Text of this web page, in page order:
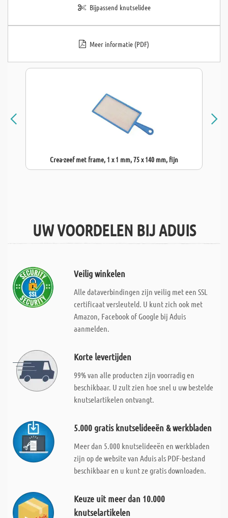
Bijpassend knutselidee
Meer informatie (PDF)
Crea-zeef met frame, 1 x 1 mm, 75 x 140 mm, fijn
UW VOORDELEN BIJ ADUIS
Veilig winkelen
Alle dataverbindingen zijn veilig met een SSL
certificaat versleuteld. U kunt zich ook met
Amazon, Facebook of Google bij Aduis
aanmelden.
Korte levertijden
99% van alle producten zijn voorradig en
beschikbaar. U zult zien hoe snel u uw bestelde
knutselartikelen ontvangt.
5.000 gratis knutselideeën & werkbladen
Meer dan 5.000 knutselideeën en werkbladen
zijn op de website van Aduis als PDF-bestand
beschikbaar en u kunt ze gratis downloaden.
Keuze uit meer dan 10.000
knutselartikelen